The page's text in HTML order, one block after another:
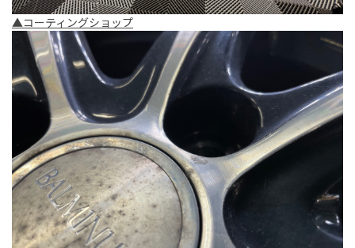
▲コーティングショップ